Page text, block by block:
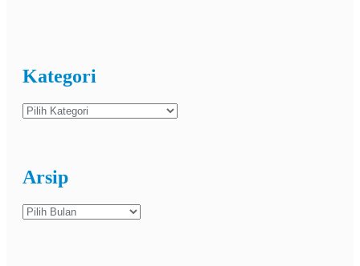
Kategori
Kategori
Arsip
Arsip